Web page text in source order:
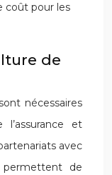
coût pour les
de
nécessaires
l’assurance et
avec
permettent de